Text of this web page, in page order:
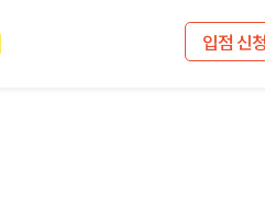
입점 신